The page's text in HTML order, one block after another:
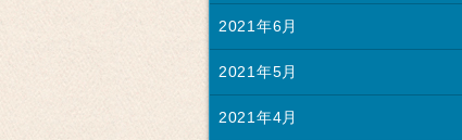
2021年6月
2021年5月
2021年4月